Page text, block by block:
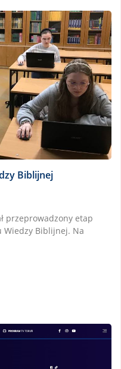
Biblijnej
przeprowadzony etap
Wiedzy Biblijnej. Na